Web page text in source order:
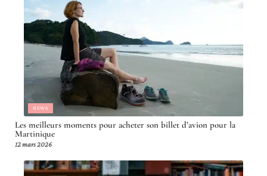
NEWS
Les meilleurs moments pour acheter son billet d’avion pour la
Martinique
12 mars 2026